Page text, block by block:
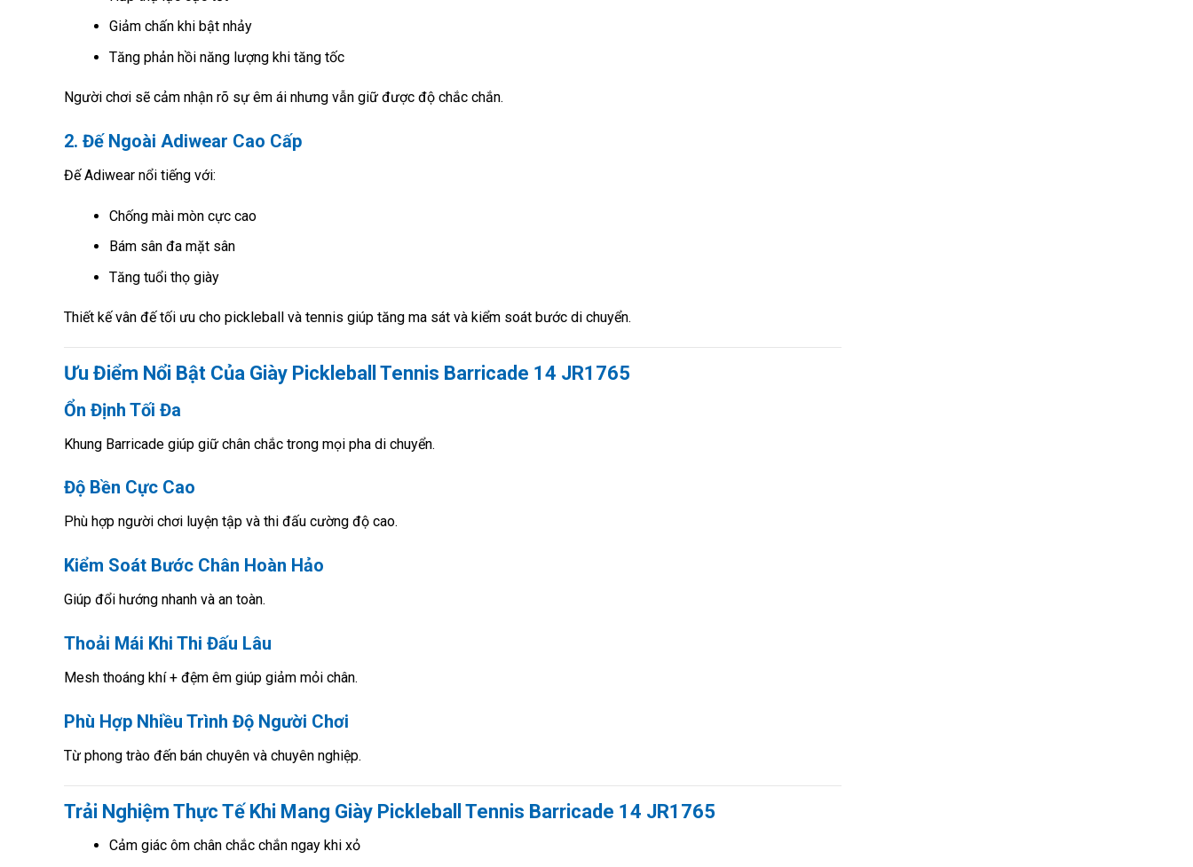
Giảm chấn khi bật nhảy
Tăng phản hồi năng lượng khi tăng tốc
Người chơi sẽ cảm nhận rõ sự êm ái nhưng vẫn giữ được độ chắc chắn.
2. Đế Ngoài Adiwear Cao Cấp
Đế Adiwear nổi tiếng với:
Chống mài mòn cực cao
Bám sân đa mặt sân
Tăng tuổi thọ giày
Thiết kế vân đế tối ưu cho pickleball và tennis giúp tăng ma sát và kiểm soát bước di chuyển.
Ưu Điểm Nổi Bật Của Giày Pickleball Tennis Barricade 14 JR1765
Ổn Định Tối Đa
Khung Barricade giúp giữ chân chắc trong mọi pha di chuyển.
Độ Bền Cực Cao
Phù hợp người chơi luyện tập và thi đấu cường độ cao.
Kiểm Soát Bước Chân Hoàn Hảo
Giúp đổi hướng nhanh và an toàn.
Thoải Mái Khi Thi Đấu Lâu
Mesh thoáng khí + đệm êm giúp giảm mỏi chân.
Phù Hợp Nhiều Trình Độ Người Chơi
Từ phong trào đến bán chuyên và chuyên nghiệp.
Trải Nghiệm Thực Tế Khi Mang Giày Pickleball Tennis Barricade 14 JR1765
Cảm giác ôm chân chắc chắn ngay khi xỏ